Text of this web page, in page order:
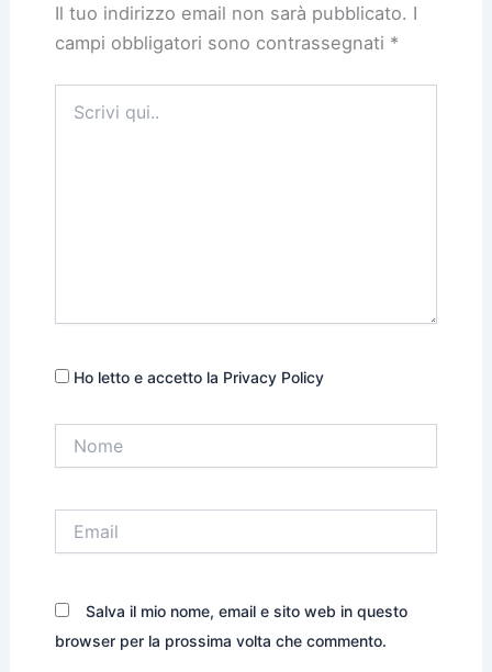
Il tuo indirizzo email non sarà pubblicato. I
campi obbligatori sono contrassegnati *
qui..
Ho letto e accetto la Privacy Policy
Salva il mio nome, email e sito web in questo
browser per la prossima volta che commento.